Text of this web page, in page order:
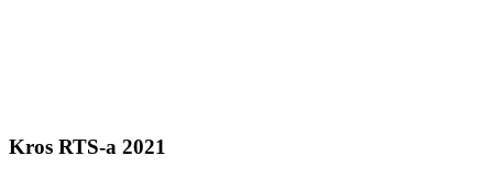
Kros RTS-a 2021